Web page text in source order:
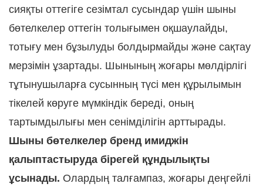
сияқты оттегіге сезімтал сусындар үшін шыны
бөтелкелер оттегін толығымен оқшаулайды,
тотығу мен бұзылуды болдырмайды және сақтау
мерзімін ұзартады. Шынының жоғары мөлдірлігі
тұтынушыларға сусынның түсі мен құрылымын
тікелей көруге мүмкіндік береді, оның
тартымдылығы мен сенімділігін арттырады.
Шыны бөтелкелер бренд имиджін
қалыптастыруда бірегей құндылықты
ұсынады. Олардың талғампаз, жоғары деңгейлі